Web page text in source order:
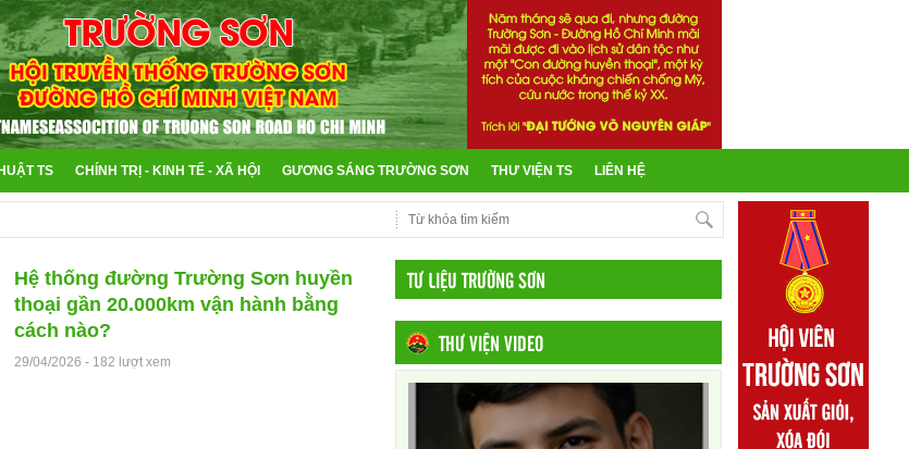
TS CHÍNH TRỊ - KINH TẾ - XÃ HỘI GƯƠNG SÁNG TRƯỜNG SƠN THƯ VIỆN TS LIÊN HỆ
Hệ thống đường Trường Sơn huyền
thoại gần 20.000km vận hành bằng
cách nào?
29/04/2026 - 182 lượt xem
TƯ LIỆU TRƯỜNG SƠN
THƯ VIỆN VIDEO